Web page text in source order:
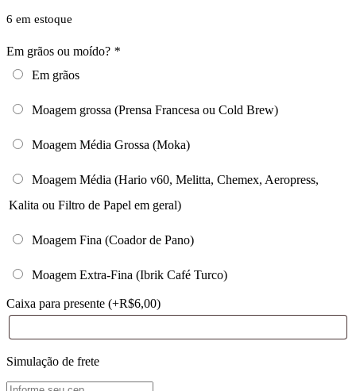
6 em estoque
Em grãos ou moído? *
Em grãos
Moagem grossa (Prensa Francesa ou Cold Brew)
Moagem Média Grossa (Moka)
Moagem Média (Hario v60, Melitta, Chemex, Aeropress,
Kalita ou Filtro de Papel em geral)
Moagem Fina (Coador de Pano)
Moagem Extra-Fina (Ibrik Café Turco)
Caixa para presente (+R$6,00)
Simulação de frete